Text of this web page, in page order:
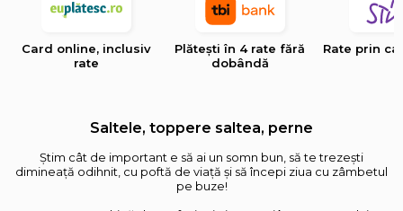
Card online, inclusiv
rate
Plătești în 4 rate fără
dobândă
Rate prin
Saltele, toppere saltea, perne
Știm cât de important e să ai un somn bun, să te trezești
dimineață odihnit, cu poftă de viață și să începi ziua cu zâmbetul
pe buze!